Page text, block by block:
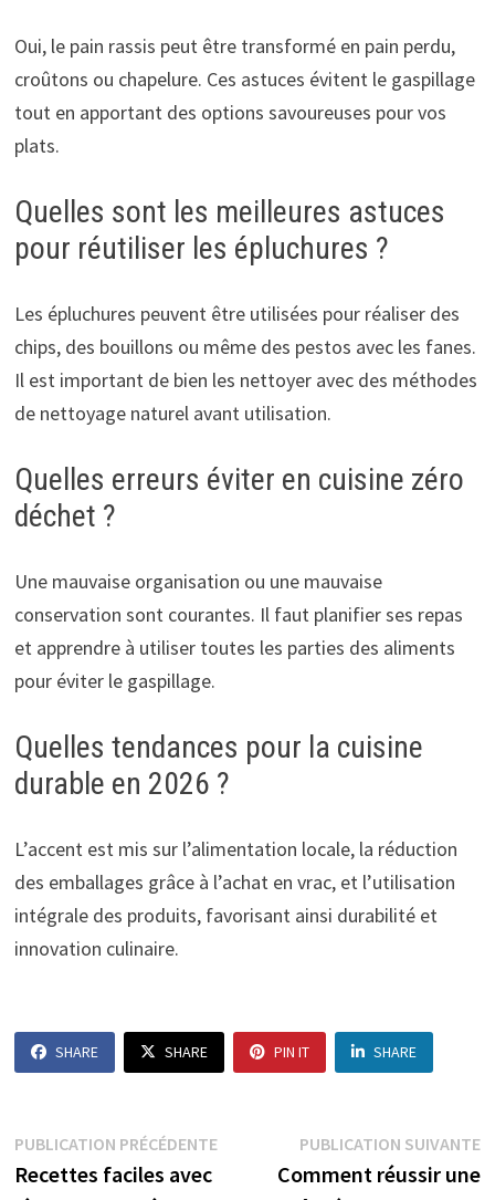
Oui, le pain rassis peut être transformé en pain perdu,
croûtons ou chapelure. Ces astuces évitent le gaspillage
tout en apportant des options savoureuses pour vos
plats.
Quelles sont les meilleures astuces
pour réutiliser les épluchures ?
Les épluchures peuvent être utilisées pour réaliser des
chips, des bouillons ou même des pestos avec les fanes.
Il est important de bien les nettoyer avec des méthodes
de nettoyage naturel avant utilisation.
Quelles erreurs éviter en cuisine zéro
déchet ?
Une mauvaise organisation ou une mauvaise
conservation sont courantes. Il faut planifier ses repas
et apprendre à utiliser toutes les parties des aliments
pour éviter le gaspillage.
Quelles tendances pour la cuisine
durable en 2026 ?
L’accent est mis sur l’alimentation locale, la réduction
des emballages grâce à l’achat en vrac, et l’utilisation
intégrale des produits, favorisant ainsi durabilité et
innovation culinaire.
SHARE SHARE PIN IT SHARE
Navigation
de
PUBLICATION PRÉCÉDENTEPublication
précédente :
Recettes faciles avec
PUBLICATION SUIVANTE
Comment réussir une